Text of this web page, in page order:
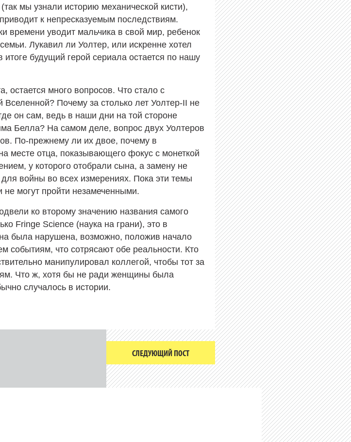
мы узнали историю механической кисти),
к непресказуемым последствиям.
времени уводит мальчика в свой мир, ребенок
Лукавил ли Уолтер, или искренне хотел
будущий герой сериала остается по нашу
остается много вопросов. Что стало с
Почему за столько лет Уолтер-II не
он сам, ведь в наши дни на той стороне
Белла? На самом деле, вопрос двух Уолтеров
По-прежнему ли их двое, почему в
месте отца, показывающего фокус с монеткой
у которого отобрали сына, а замену не
войны во всех измерениях. Пока эти темы
могут пройти незамеченными.
ко второму значению названия самого
Fringe Science (наука на грани), это в
была нарушена, возможно, положив начало
событиям, что сотрясают обе реальности. Кто
манипулировал коллегой, чтобы тот за
Что ж, хотя бы не ради женщины была
случалось в истории.
СЛЕДУЮЩИЙ ПОСТ